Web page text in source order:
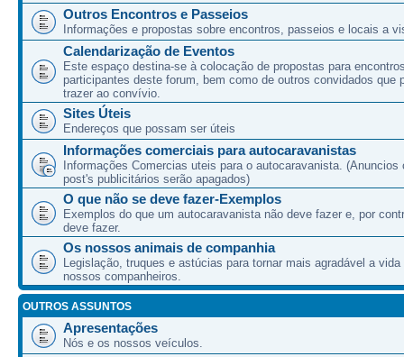
Outros Encontros e Passeios
Informações e propostas sobre encontros, passeios e locais a
Calendarização de Eventos
Este espaço destina-se à colocação de propostas para
participantes deste forum, bem como de outros convidados que
trazer ao convívio.
Sites Úteis
Endereços que possam ser úteis
Informações comerciais para autocaravanistas
Informações Comercias uteis para o autocaravanista. (Anuncios
post's publicitários serão apagados)
O que não se deve fazer-Exemplos
Exemplos do que um autocaravanista não deve fazer e, por
deve fazer.
Os nossos animais de companhia
Legislação, truques e astúcias para tornar mais agradável a vida
nossos companheiros.
OUTROS ASSUNTOS
Apresentações
Nós e os nossos veículos.